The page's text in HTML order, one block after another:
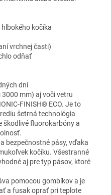
kočíka
vrchnej časti)
odňať
dní
mm) aj voči vetru
FINISH® ECO. Je to
šetrná technológia
škodlivé fluorokarbóny a
bezpečnostné pásy, vďaka
kočíku. Všestranné
aj pre typ pásov, ktoré
pomocou gombíkov a je
a fusak oprať pri teplote